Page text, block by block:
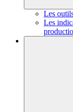
Les
Les